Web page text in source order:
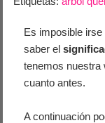
Es imposible irse
saber el
tenemos nuestra
cuanto antes.
A continuación